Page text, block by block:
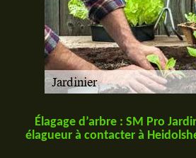
Élagage d’arbre : SM Pro
élagueur à contacter à